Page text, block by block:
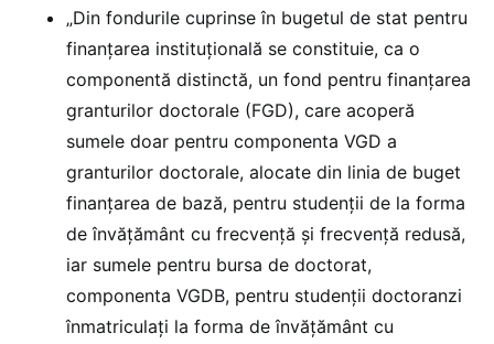
„Din fondurile cuprinse în bugetul de stat pentru
finanțarea instituțională se constituie, ca o
componentă distinctă, un fond pentru finanțarea
granturilor doctorale (FGD), care acoperă
sumele doar pentru componenta VGD a
granturilor doctorale, alocate din linia de buget
finanțarea de bază, pentru studenții de la forma
de învățământ cu frecvență și frecvență redusă,
iar sumele pentru bursa de doctorat,
componenta VGDB, pentru studenții doctoranzi
înmatriculați la forma de învățământ cu